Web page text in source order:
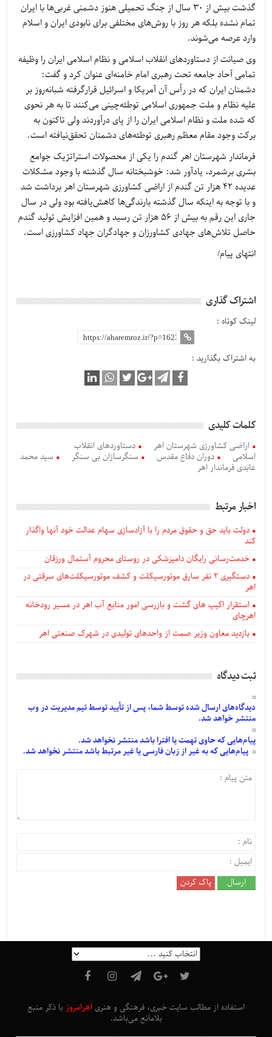
گذشت بیش از 30 سال از جنگ تحمیلی هنوز دشمنی غربی‌ها با ایران
تمام نشده بلکه هر روز با روش‌های مختلفی برای نابودی ایران و اسلام
وارد عرصه می‌شوند.
وی صیانت از دستاوردهای انقلاب اسلامی و نظام اسلامی ایران را وظیفه
تمامی آحاد جامعه تحت رهبری امام خامنه‌ای عنوان کرد و گفت:
دشمنان ایران که در رأس آن آمریکا و اسرائیل قرارگرفته شبانه‌روز بر
علیه نظام و ملت جمهوری اسلامی توطئه‌چینی می‌کنند تا به هر نحوی
که شده ملت و نظام اسلامی ایران را از پای درآوردند ولی تاکنون به
برکت وجود مقام معظم رهبری توطئه‌های دشمنان تحقق‌نیافته است.
فرماندار شهرستان اهر گندم را یکی از محصولات استراتژیک جوامع
بشری برشمرد، یادآور شد: خوشبختانه سال گذشته با وجود مشکلات
عدیده 42 هزار تن گندم از اراضی کشاورزی شهرستان اهر برداشت شد
و با توجه به اینکه سال گذشته بارندگی‌ها کاهش‌یافته بود ولی در سال
جاری این رقم به بیش از 56 هزار تن رسید و همین افزایش تولید گندم
حاصل تلاش‌های جهادی کشاورزان و جهادگران جهاد کشاورزی است.
انتهای پیام/
اشتراک گذاری
لینک کوتاه :
به اشتراک بگذارید :
کلمات کلیدی
اراضی کشاورزی شهرستان اهر
دستاوردهای انقلاب
اسلامی
دوران دفاع مقدس سنگرسازان بی سنگر
سید محمد
عابدی فرماندار اهر
اخبار مرتبط
دولت باید حق و حقوق مردم را با آزادسازی سهام عدالت خود آنها واگذار
کند
خدمت‌رسانی رایگان دامپزشکی در روستای محروم آستمال ورزقان
دستگيری ۲ نفر سارق موتورسیکلت و کشف موتورسیکلت‌های سرقتی در
اهر
استقرار اکیپ های گشت و بازرسی امور منابع آب اهر در مسیر رودخانه
اهرچای
بازدید معاون وزیر صمت از واحدهای تولیدی در شهرک صنعتی اهر
ثبت دیدگاه
دیدگاه‌هایارسالشدهتوسط شما، پس ازتأییدتوسط تیم مدیریت در وب
منتشر خواهد شد.
پیام‌هاییکه حاوی تهمت یا افترا باشد منتشر نخواهد شد.
پیام‌هاییکه به غیر از زبان فارسی یا غیر مرتبط باشد منتشر نخواهد شد.
استفاده از مطالب سایت خبری، فرهنگی و هنری اهرامروز با ذکر منبع
بلامانع می‌باشد.